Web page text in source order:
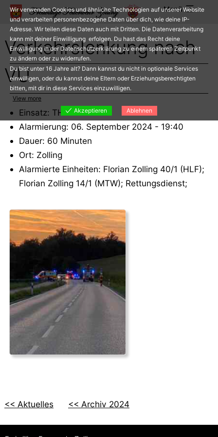
Zum
Inhalt
springen
Menü
Verkehrslenkung nach
VU
Einsatz: THL
Alarmierung: 06. September 2024 - 19:40
Dauer: 60 Minuten
Ort: Zolling
Alarmierte Einheiten: Florian Zolling 40/1 (HLF);
Florian Zolling 14/1 (MTW); Rettungsdienst;
<< Aktuelles << Archiv 2024
Wir verwenden Cookies und ähnliche Technologien auf unserer Website
und verarbeiten personenbezogene Daten über dich, wie deine IP-
Adresse. Wir teilen diese Daten auch mit Dritten. Die Datenverarbeitung
kann mit deiner Einwilligung erfolgen. Du hast das Recht deine
Einwilligung in der Datenschutzerklärung zu einem späteren Zeitpunkt
zu ändern oder zu widerrufen.
Du bist unter 16 Jahre alt? Dann kannst du nicht in optionale Services
einwilligen, oder du kannst deine Eltern oder Erziehungsberechtigten
bitten, mit dir in diese Services einzuwilligen.
View more
Akzeptieren
Ablehnen